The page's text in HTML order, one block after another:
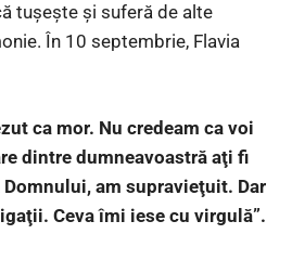
tușește și suferă de alte
În 10 septembrie, Flavia
ca mor. Nu credeam ca voi
dintre dumneavoastră aţi fi
am supravieţuit. Dar
Ceva îmi iese cu virgulă”.